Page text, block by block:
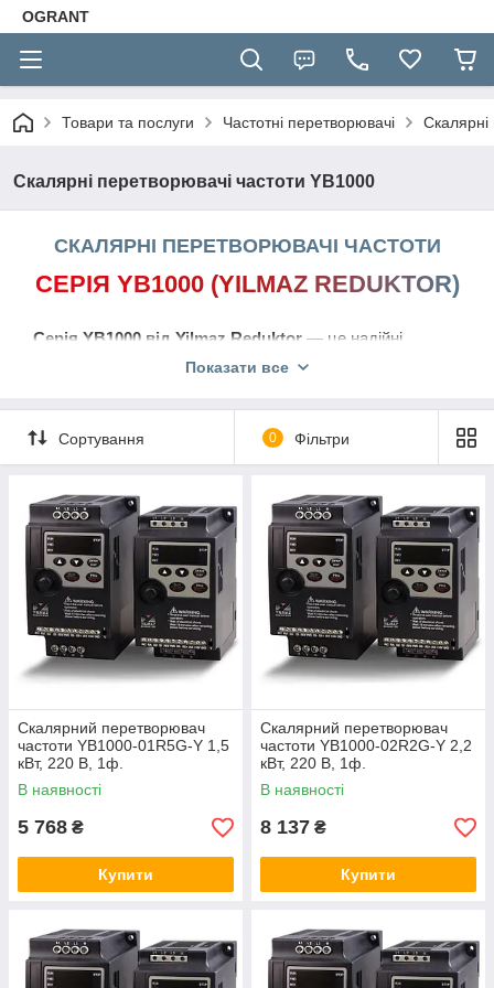
OGRANT
Товари та послуги Частотні перетворювачі Скалярні
Скалярні перетворювачі частоти YB1000
СКАЛЯРНІ ПЕРЕТВОРЮВАЧІ ЧАСТОТИ
СЕРІЯ YB1000 (YILMAZ REDUKTOR)
Серія YB1000 від Yilmaz Reduktor — це надійні,
компактні та економічно вигідні скалярні перетворювачі
вимагають високого стартового крутного моменту:
відцентрових насосів, вентиляторів та простих
конвеєрів. Це найкращий вибір для тих, хто шукає
базову автоматизацію, плавний пуск та суттєве
зниження витрат на електроенергію без переплат за
надлишковий функціонал.
YILMAZ
YB1000
50.00
V/f Control
ОГРАНТ
Ключові переваги серії YB1000
Показати все
Сортування 0 Фільтри
Скалярний перетворювач
частоти YB1000-01R5G-Y 1,5
кВт, 220 В, 1ф.
В наявності
5 768 ₴
Купити
Скалярний перетворювач
частоти YB1000-02R2G-Y 2,2
кВт, 220 В, 1ф.
В наявності
8 137 ₴
Купити